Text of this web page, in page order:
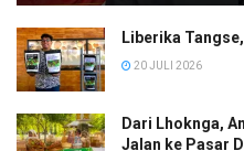
Liberika
20 JULI 2026
Dari Lhoknga,
Jalan ke Pasar